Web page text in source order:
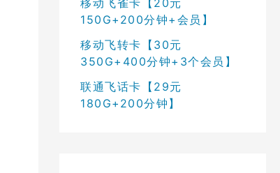
150G+200分钟+会员】
移动飞转卡【30元
350G+400分钟+3个会员】
联通飞话卡【29元
180G+200分钟】